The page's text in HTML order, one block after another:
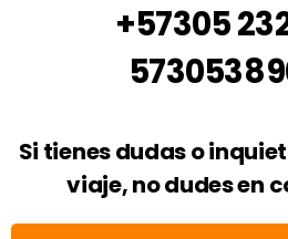
+57305
Si tienes dudas o
viaje, no dudes en